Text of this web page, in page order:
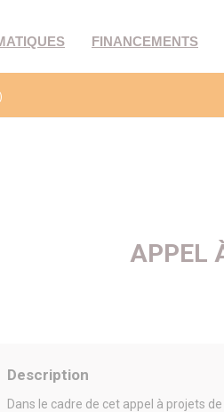
FINANCEMENTS
APPEL
Description
Dans le cadre de cet appel à projets